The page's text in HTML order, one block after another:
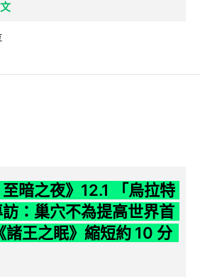
至暗之夜》12.1 「烏拉特
：巢穴不為提高世界首
諸王之眠》縮短約 10 分